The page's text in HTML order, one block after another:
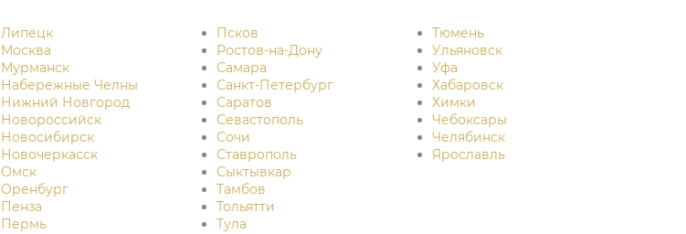
Липецк
Москва
Мурманск
Набережные Челны
Нижний Новгород
Новороссийск
Новосибирск
Новочеркасск
Омск
Оренбург
Пенза
Пермь
Псков
Ростов-на-Дону
Самара
Санкт-Петербург
Саратов
Севастополь
Сочи
Ставрополь
Сыктывкар
Тамбов
Тольятти
Тула
Тюмень
Ульяновск
Уфа
Хабаровск
Химки
Чебоксары
Челябинск
Ярославль